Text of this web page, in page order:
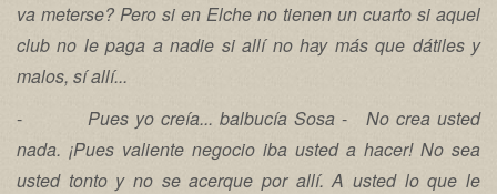
va meterse? Pero si en Elche no tienen un cuarto si aquel
club no le paga a nadie si allí no hay más que dátiles y
malos, sí allí...
- Pues yo creía... balbucía Sosa -No crea usted
nada. ¡Pues valiente negocio iba usted a hacer! No sea
usted tonto y no se acerque por allí. A usted lo que le